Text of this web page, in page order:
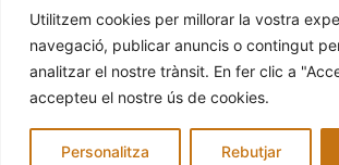
Utilitzem cookies per millorar la vostra
navegació, publicar anuncis o contingut
analitzar el nostre trànsit. En fer clic a
accepteu el nostre ús de cookies.
Personalitza Rebutjar
© 2026 INDALO ÓPTICA